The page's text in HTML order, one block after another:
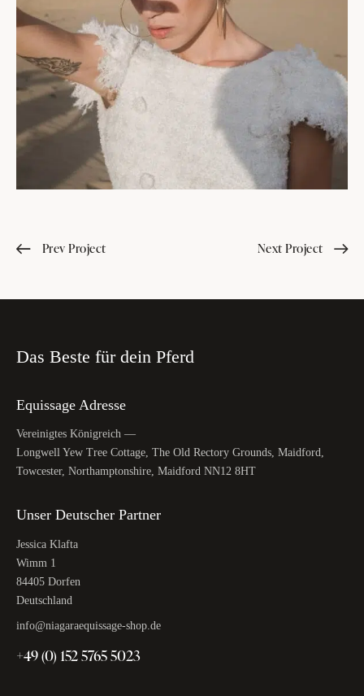
Prev Project Next Project
Das Beste für dein Pferd
Equissage Adresse
Vereinigtes Königreich —
Longwell Yew Tree Cottage, The Old Rectory Grounds, Maidford,
Towcester, Northamptonshire, Maidford NN12 8HT
Unser Deutscher Partner
Jessica Klafta
Wimm 1
84405 Dorfen
Deutschland
info@niagaraequissage-shop.de
+49 (0) 152 5765 5023